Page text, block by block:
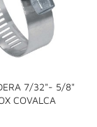
7/32"- 5/8"
COVALCA